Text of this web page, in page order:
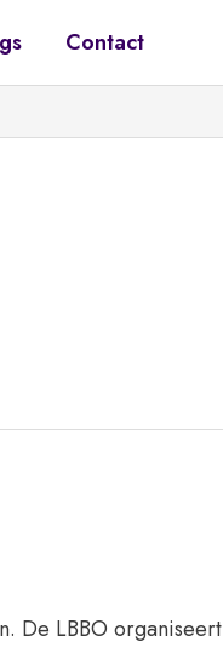
Contact
De LBBO organiseert